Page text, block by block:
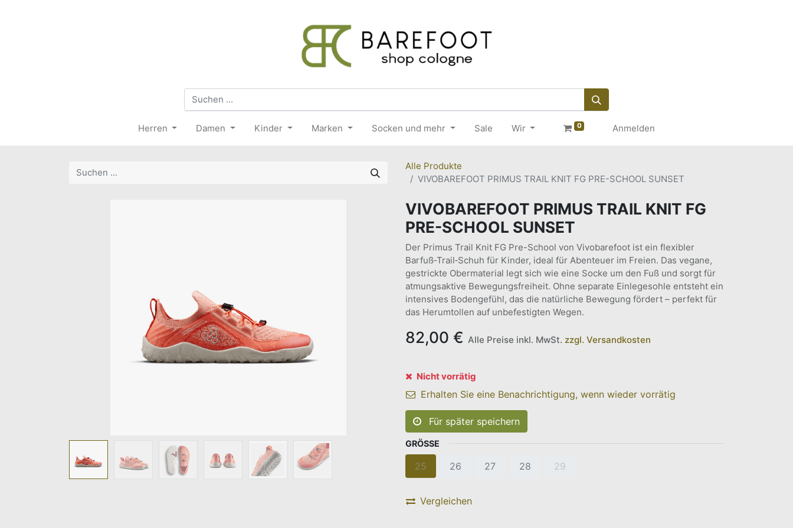
Herren Damen Kinder Marken Socken und mehr Sale Wir 0 Anmelden
Alle Produkte
VIVOBAREFOOT PRIMUS TRAIL KNIT FG PRE-SCHOOL SUNSET
VIVOBAREFOOT PRIMUS TRAIL KNIT FG
PRE-SCHOOL SUNSET
Der Primus Trail Knit FG Pre-School von Vivobarefoot ist ein flexibler
Barfuß‑Trail‑Schuh für Kinder, ideal für Abenteuer im Freien. Das vegane,
gestrickte Obermaterial legt sich wie eine Socke um den Fuß und sorgt für
atmungsaktive Bewegungsfreiheit. Ohne separate Einlegesohle entsteht ein
intensives Bodengefühl, das die natürliche Bewegung fördert – perfekt für
das Herumtollen auf unbefestigten Wegen.
82,00 € Alle Preise inkl. MwSt. zzgl. Versandkosten
Nicht vorrätig
Erhalten Sie eine Benachrichtigung, wenn wieder vorrätig
Für später speichern
GRÖSSE
25 26 27 28 29
Vergleichen